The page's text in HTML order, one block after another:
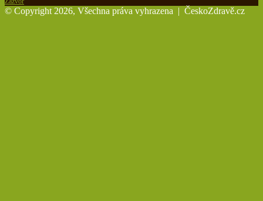
© Copyright 2026, Všechna práva vyhrazena | ČeskoZdravě.cz